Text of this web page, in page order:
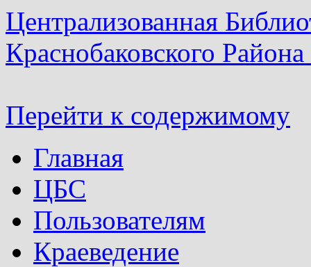
Централизованная
Краснобаковского
Перейти к содержимому
Главная
ЦБС
Пользователям
Краеведение